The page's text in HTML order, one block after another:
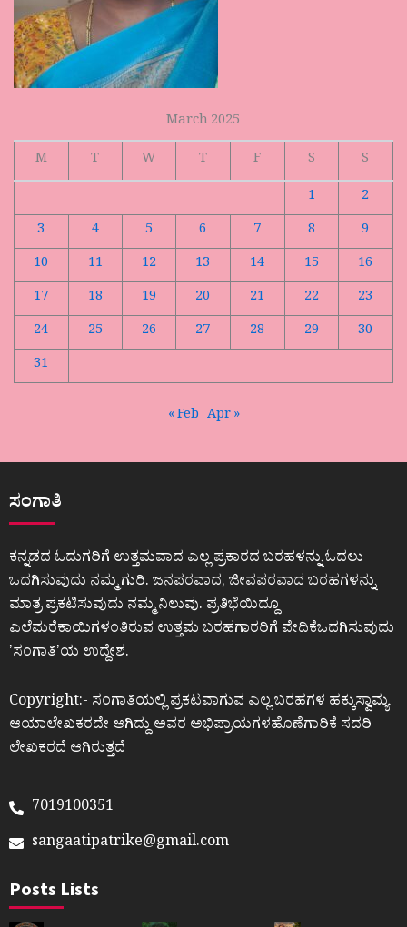
March 2025
M
T W T F S
S
1
2
3
4 5 6 7 8
9
10
11 12 13 14 15
16
17
18 19 20 21 22
23
24
25 26 27 28 29
30
31
« Feb Apr »
ಸಂಗಾತಿ
ಕನ್ನಡದ ಓದುಗರಿಗೆ ಉತ್ತಮವಾದ ಎಲ್ಲ ಪ್ರಕಾರದ ಬರಹಳನ್ನು ಓದಲು
ಒದಗಿಸುವುದು ನಮ್ಮ ಗುರಿ. ಜನಪರವಾದ, ಜೀವಪರವಾದ ಬರಹಗಳನ್ನು
ಮಾತ್ರ ಪ್ರಕಟಿಸುವುದು ನಮ್ಮ ನಿಲುವು. ಪ್ರತಿಭೆಯಿದ್ದೂ
ಎಲೆಮರೆಕಾಯಿಗಳಂತಿರುವ ಉತ್ತಮ ಬರಹಗಾರರಿಗೆ ವೇದಿಕೆಒದಗಿಸುವುದು
ʼಸಂಗಾತಿʼಯ ಉದ್ದೇಶ.
Copyright:- ಸಂಗಾತಿಯಲ್ಲಿ ಪ್ರಕಟವಾಗುವ ಎಲ್ಲ ಬರಹಗಳ ಹಕ್ಕುಸ್ವಾಮ್ಯ
ಆಯಾಲೇಖಕರದೇ ಆಗಿದ್ದು ಅವರ ಅಭಿಪ್ರಾಯಗಳಹೊಣೆಗಾರಿಕೆ ಸದರಿ
ಲೇಖಕರದೆ ಆಗಿರುತ್ತದೆ
7019100351
sangaatipatrike@gmail.com
Posts Lists